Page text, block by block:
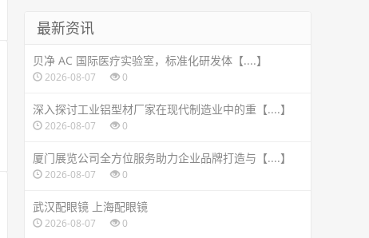
最新资讯
贝净 AC 国际医疗实验室，标准化研发体【....】
2026-08-07 0
深入探讨工业铝型材厂家在现代制造业中的重【....】
2026-08-07 0
厦门展览公司全方位服务助力企业品牌打造与【....】
2026-08-07 0
武汉配眼镜 上海配眼镜
2026-08-07 0